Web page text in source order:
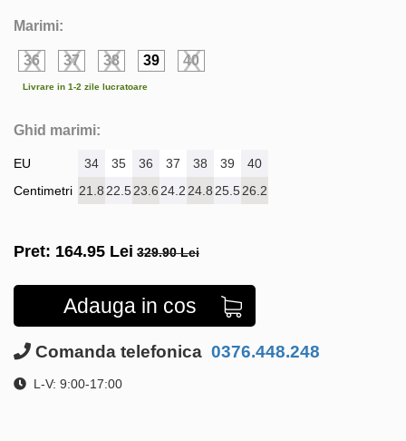
Marimi:
36 37 38 39 40
Livrare in 1-2 zile lucratoare
Ghid marimi:
EU
Centimetri
34 35 36 37 38 39
40
21.8 22.523.6 24.2 24.8 25.526.2
Pret: 164.95 Lei 329.90 Lei
Adauga in cos
Comanda telefonica 0376.448.248
L-V: 9:00-17:00